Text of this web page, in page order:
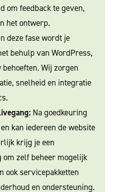
om feedback te geven,
het ontwerp.
deze fase wordt je
behulp van WordPress,
Wij zorgen
snelheid en integratie
Na goedkeuring
kan iedereen de website
krijg je een
zelf beheer mogelijk
ook servicepakketten
en ondersteuning.